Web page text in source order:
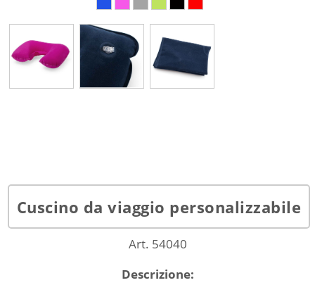
Cuscino da viaggio personalizzabile
Art. 54040
Descrizione: